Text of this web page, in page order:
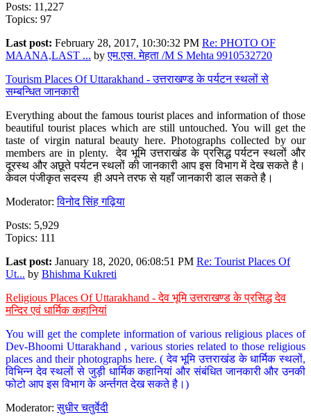
Posts: 11,227
Topics: 97
Last post: February 28, 2017, 10:30:32 PM Re: PHOTO OF
MAANA,LAST ... byएम.एस. मेहता /M S Mehta 9910532720
Tourism Places Of Uttarakhand - उत्तराखण्ड के पर्यटन स्थलों से
सम्बन्धित जानकारी
Everything about the famous tourist places and information of those
beautiful tourist places which are still untouched. You will get the
taste of virgin natural beauty here. Photographs collected by our
members are in plenty. देव भूमि उत्तराखंड के प्रसिद्ध पर्यटन स्थलों और
दूरस्थ और अछूते पर्यटन स्थलों की जानकारी आप इस विभाग में देख सकते है।
केवल पंजीकृत सदस्य ही अपने तरफ से यहाँ जानकारी डाल सकते है।
Moderator:विनोद सिंह गढ़िया
Posts: 5,929
Topics: 111
Last post: January 18, 2020, 06:08:51 PM Re: Tourist Places Of
Ut... by Bhishma Kukreti
Religious Places Of Uttarakhand - देव भूमि उत्तराखण्ड के प्रसिद्ध देव
मन्दिर एवं धार्मिक कहानियां
You will get the complete information of various religious places of
Dev-Bhoomi Uttarakhand , various stories related to those religious
places and their photographs here. ( देव भूमि उत्तराखंड के धार्मिक स्थलों,
विभिन्न देव स्थलों से जुड़ी धार्मिक कहानियां और संबंधित जानकारी और उनकी
फोटो आप इस विभाग के अर्न्तगत देख सकते है।)
Moderator:सुधीर चतुर्वेदी